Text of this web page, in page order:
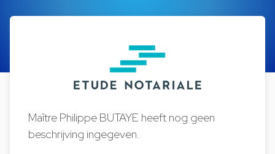
Maître Philippe BUTAYE heeft nog geen
beschrijving ingegeven.